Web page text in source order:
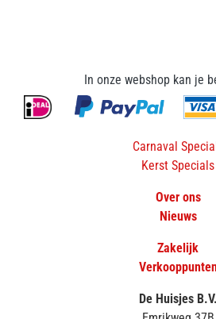
In onze webshop kan je
Carnaval
Kerst Specials
Over ons
Nieuws
Zakelijk
Verkooppunten
De Huisjes B.V.